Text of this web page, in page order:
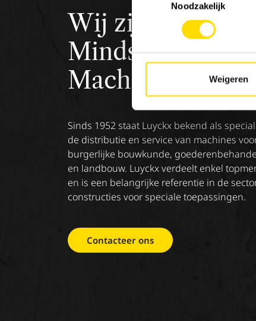
Noodzakelijk
Weigeren
Wij zijn Luyckx
Minds &
Machinery.
Sinds 1952 staat Luyckx bekend als
de distributie en service van machines
burgerlijke bouwkunde,
en landbouw. Luyckx verdeelt enkel
en is een belangrijke referentie in de
constructies voor speciale toepassingen.
Contacteer ons